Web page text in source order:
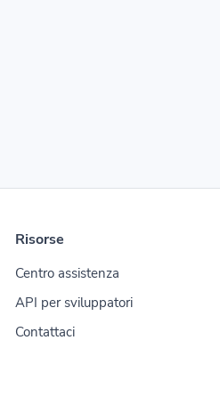
Risorse
Centro assistenza
API per sviluppatori
Contattaci